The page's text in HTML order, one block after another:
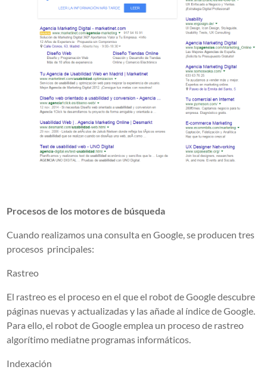
Procesos de los motores de búsqueda
Cuando realizamos una consulta en Google, se producen tres
procesos principales:
Rastreo
El rastreo es el proceso en el que el robot de Google descubre
páginas nuevas y actualizadas y las añade al índice de Google.
Para ello, el robot de Google emplea un proceso de rastreo
algorítimo mediatne programas informáticos.
Indexación